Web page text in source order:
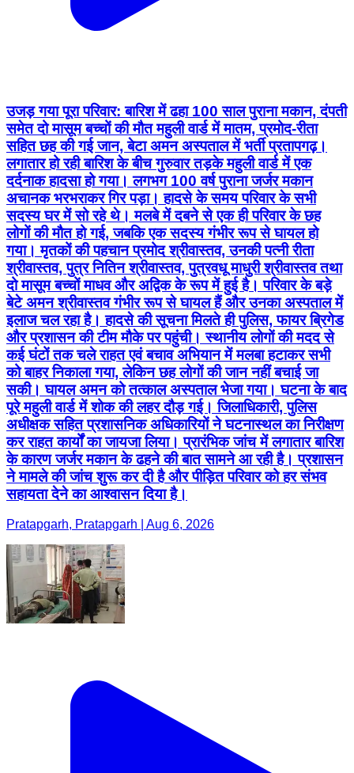
उजड़ गया पूरा परिवार: बारिश में ढहा 100 साल पुराना मकान, दंपती
समेत दो मासूम बच्चों की मौत महुली वार्ड में मातम, प्रमोद-रीता
सहित छह की गई जान, बेटा अमन अस्पताल में भर्ती प्रतापगढ़।
लगातार हो रही बारिश के बीच गुरुवार तड़के महुली वार्ड में एक
दर्दनाक हादसा हो गया। लगभग 100 वर्ष पुराना जर्जर मकान
अचानक भरभराकर गिर पड़ा। हादसे के समय परिवार के सभी
सदस्य घर में सो रहे थे। मलबे में दबने से एक ही परिवार के छह
लोगों की मौत हो गई, जबकि एक सदस्य गंभीर रूप से घायल हो
गया। मृतकों की पहचान प्रमोद श्रीवास्तव, उनकी पत्नी रीता
श्रीवास्तव, पुत्र नितिन श्रीवास्तव, पुत्रवधू माधुरी श्रीवास्तव तथा
दो मासूम बच्चों माधव और अद्विक के रूप में हुई है। परिवार के बड़े
बेटे अमन श्रीवास्तव गंभीर रूप से घायल हैं और उनका अस्पताल में
इलाज चल रहा है। हादसे की सूचना मिलते ही पुलिस, फायर ब्रिगेड
और प्रशासन की टीम मौके पर पहुंची। स्थानीय लोगों की मदद से
कई घंटों तक चले राहत एवं बचाव अभियान में मलबा हटाकर सभी
को बाहर निकाला गया, लेकिन छह लोगों की जान नहीं बचाई जा
सकी। घायल अमन को तत्काल अस्पताल भेजा गया। घटना के बाद
पूरे महुली वार्ड में शोक की लहर दौड़ गई। जिलाधिकारी, पुलिस
अधीक्षक सहित प्रशासनिक अधिकारियों ने घटनास्थल का निरीक्षण
कर राहत कार्यों का जायजा लिया। प्रारंभिक जांच में लगातार बारिश
के कारण जर्जर मकान के ढहने की बात सामने आ रही है। प्रशासन
ने मामले की जांच शुरू कर दी है और पीड़ित परिवार को हर संभव
सहायता देने का आश्वासन दिया है।
Pratapgarh, Pratapgarh | Aug 6, 2026